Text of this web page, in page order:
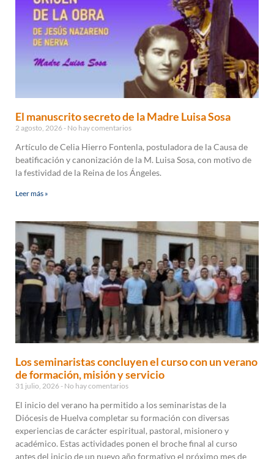
El manuscrito secreto de la Madre Luisa Sosa
2 agosto, 2026 No hay comentarios
Artículo de Celia Hierro Fontenla, postuladora de la Causa de
beatificación y canonización de la M. Luisa Sosa, con motivo de
la festividad de la Reina de los Ángeles.
Leer más »
Los seminaristas concluyen el curso con un verano
de formación, misión y servicio
31 julio, 2026 No hay comentarios
El inicio del verano ha permitido a los seminaristas de la
Diócesis de Huelva completar su formación con diversas
experiencias de carácter espiritual, pastoral, misionero y
académico. Estas actividades ponen el broche final al curso
antes del inicio de un nuevo año formativo el próximo mes de